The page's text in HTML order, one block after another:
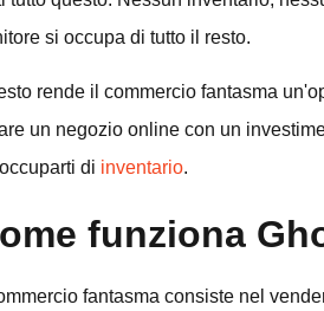
si occupa di tutto il resto.
rende il commercio fantasma
un negozio online con un
di inventario.
funziona
fantasma consiste nel